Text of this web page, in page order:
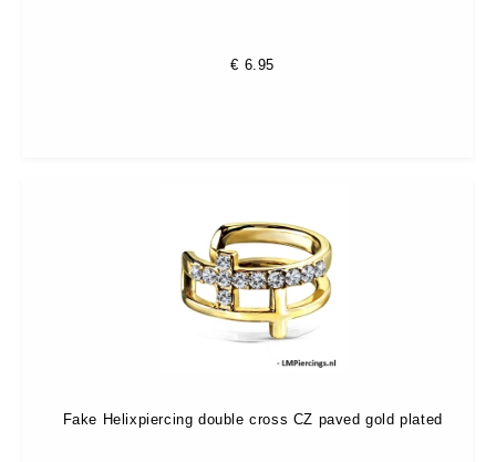
€ 6.95
Fake Helixpiercing double cross CZ paved gold plated